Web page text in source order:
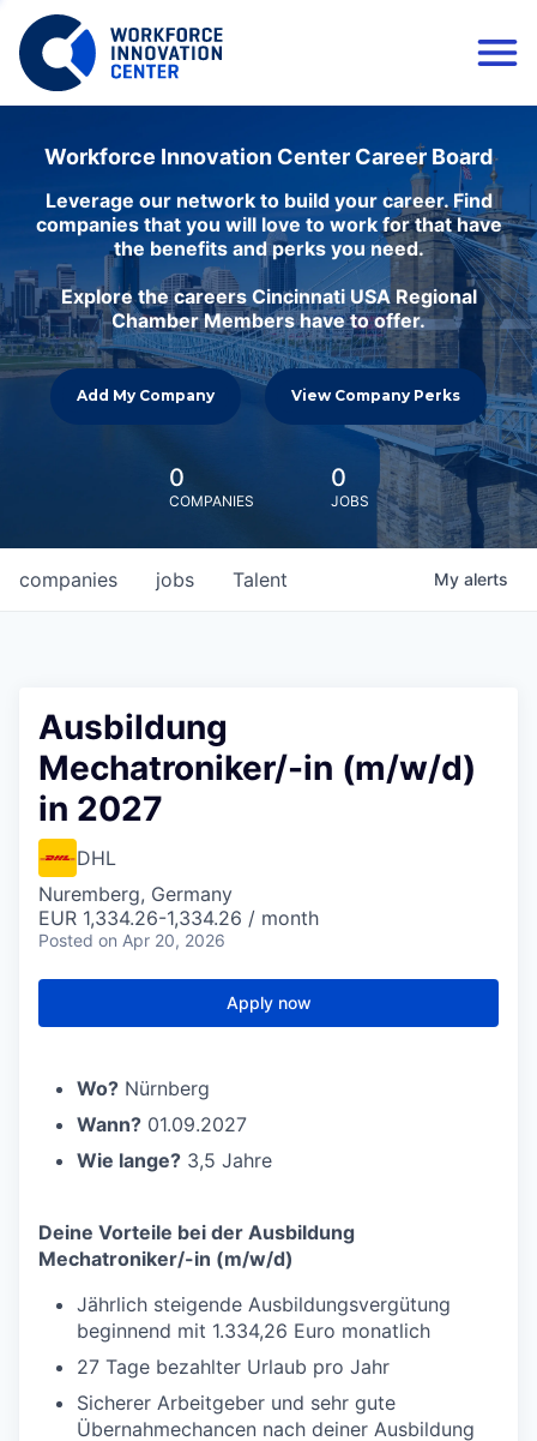
Workforce Innovation Center Career Board
Leverage our network to build your career. Find
companies that you will love to work for that have
the benefits and perks you need.
Explore the careers Cincinnati USA Regional
Chamber Members have to offer.
Add My Company View Company Perks
0
COMPANIES
0
JOBS
jobs
companies Talent My alerts
Ausbildung
Mechatroniker/-in (m/w/d)
in 2027
DHL
Nuremberg, Germany
EUR 1,334.26-1,334.26 / month
Posted on Apr 20, 2026
Apply now
Wo? Nürnberg
Wann? 01.09.2027
Wie lange? 3,5 Jahre
Deine Vorteile bei der Ausbildung
Mechatroniker/-in (m/w/d)
Jährlich steigende Ausbildungsvergütung
beginnend mit 1.334,26 Euro monatlich
27 Tage bezahlter Urlaub pro Jahr
Sicherer Arbeitgeber und sehr gute
Übernahmechancen nach deiner Ausbildung